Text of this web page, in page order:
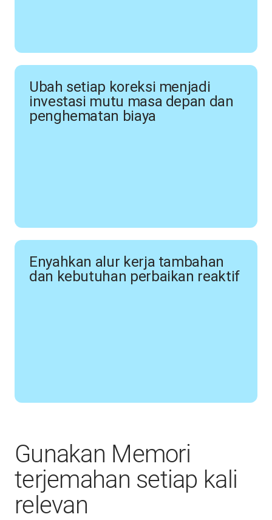
Ubah setiap koreksi menjadi
investasi mutu masa depan dan
penghematan biaya
Enyahkan alur kerja tambahan
dan kebutuhan perbaikan reaktif
Gunakan Memori
terjemahan setiap kali
relevan